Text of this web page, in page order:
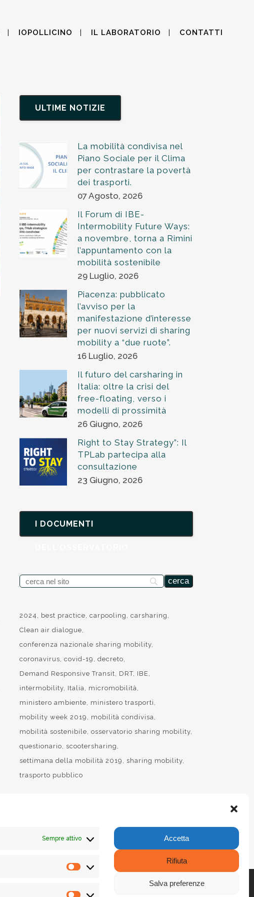
Sempre attivo
Statistiche
Accetta
Rifiuta
Salva preferenze
IOPOLLICINO IL LABORATORIO CONTATTI
ULTIME NOTIZIE
La mobilità condivisa nel
Piano Sociale per il Clima
per contrastare la povertà
dei trasporti.
07 Agosto, 2026
Il Forum di IBE-
Intermobility Future Ways:
a novembre, torna a Rimini
l’appuntamento con la
mobilità sostenibile
29 Luglio, 2026
Piacenza: pubblicato
l’avviso per la
manifestazione d’interesse
per nuovi servizi di sharing
mobility a “due ruote”.
16 Luglio, 2026
Il futuro del carsharing in
Italia: oltre la crisi del
free-floating, verso i
modelli di prossimità
26 Giugno, 2026
Right to Stay Strategy”: Il
TPLab partecipa alla
consultazione
23 Giugno, 2026
I DOCUMENTI
2024 best practice carpooling
carsharing
Clean air dialogue
conferenza nazionale sharing mobility
coronavirus
covid-19
decreto
Demand Responsive Transit
DRT IBE
intermobility Italia
micromobilità
ministero ambiente
ministero trasporti
mobility week 2019
mobilità condivisa
mobilità sostenibile
osservatorio sharing mobility
questionario
scootersharing
settimana della mobilità 2019
sharing mobility
trasporto pubblico